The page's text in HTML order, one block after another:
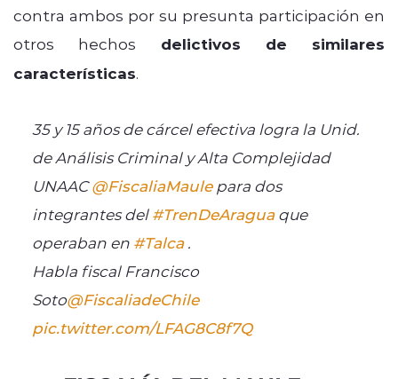
contra ambos por su presunta participación en
otros hechos delictivos de similares
características.
35 y 15 años de cárcel efectiva logra la Unid.
de Análisis Criminal y Alta Complejidad
UNAAC@FiscaliaMaulepara dos
integrantes del#TrenDeAraguaque
operaban en #Talca.
Habla fiscal Francisco
Soto@FiscaliadeChile
pic.twitter.com/LFAG8C8f7Q